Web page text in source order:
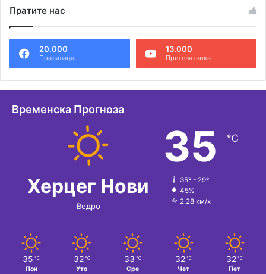
Пратите нас
20.000
Пратилаца
13.000
Претплатника
Временска Прогноза
Херцег Нови
Ведро
35 ℃
35º - 29º
45%
2.28 км/х
35 ℃
Пон
32 ℃
Уто
33 ℃
Сре
32 ℃
Чет
32 ℃
Пет